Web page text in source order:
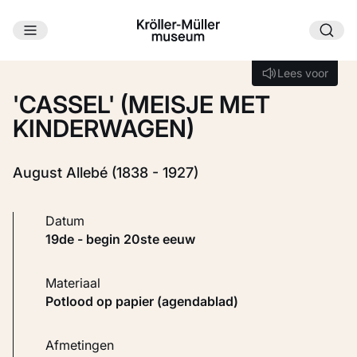
Ga naar hoofdinhoud
Lees voor
Lees voor
'CASSEL' (MEISJE MET
KINDERWAGEN)
August Allebé (1838 - 1927)
Datum
19de - begin 20ste eeuw
Materiaal
Potlood op papier (agendablad)
Afmetingen